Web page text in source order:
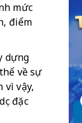
mức
điểm
dựng
về sự
vì vậy,
đặc